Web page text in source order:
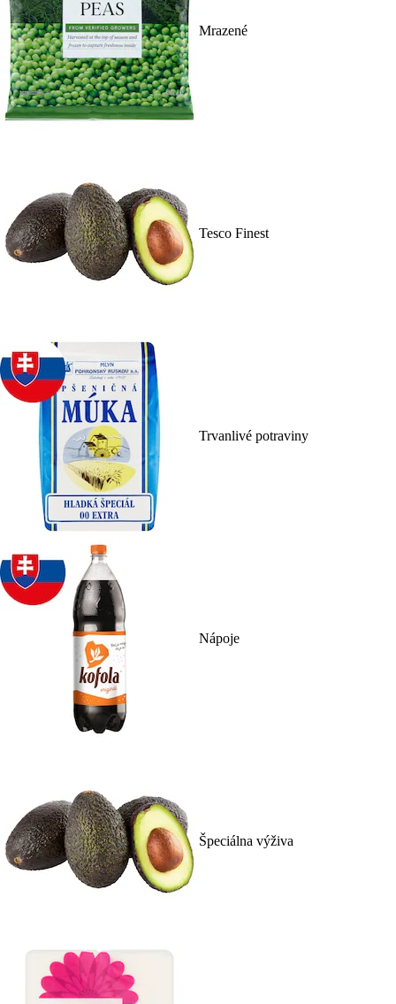
Mrazené
Tesco Finest
Trvanlivé potraviny
Nápoje
Špeciálna výživa